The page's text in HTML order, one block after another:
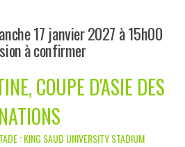
17 janvier 2027 à 15h00
à confirmer
COUPE D'ASIE DES
NATIONS
: KING SAUD UNIVERSITY STADIUM